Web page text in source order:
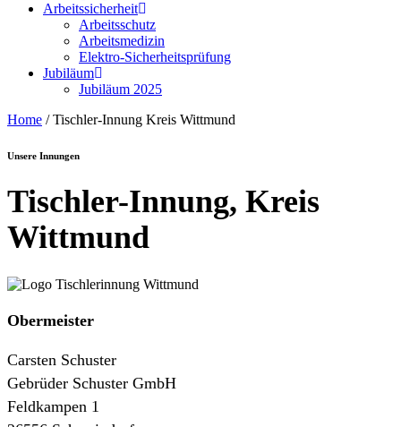
Arbeitssicherheit
Arbeitsschutz
Arbeitsmedizin
Elektro-Sicherheitsprüfung
Jubiläum
Jubiläum 2025
Home / Tischler-Innung Kreis Wittmund
Unsere Innungen
Tischler-Innung, Kreis
Wittmund
Obermeister
Carsten Schuster
Gebrüder Schuster GmbH
Feldkampen 1